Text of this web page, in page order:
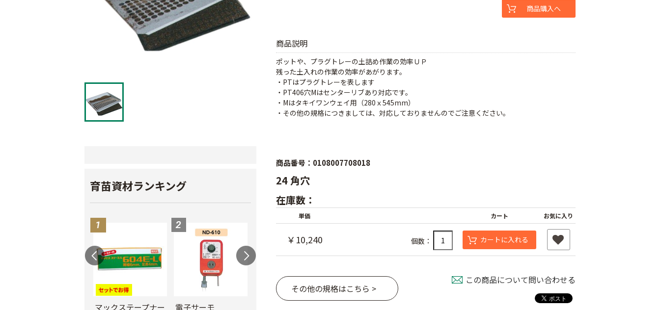
育苗資材ランキング
マックステープナー
電子サーモ
バインダー紐 ジュ
商品説明
ポットや、プラグトレーの土詰め作業の効率ＵＰ
残った土入れの作業の効率があがります。
・PTはプラグトレーを表します
・PT406穴Mはセンターリブあり対応です。
・Mはタキイワンウェイ用（280ｘ545mm）
・その他の規格につきましては、対応しておりませんのでご注意ください。
商品購入へ
商品番号：0108007708018
24 角穴
在庫数：
単価 カート お気に入り
￥10,240 個数： カートに入れる
その他の規格はこちら >
この商品について問い合わせる